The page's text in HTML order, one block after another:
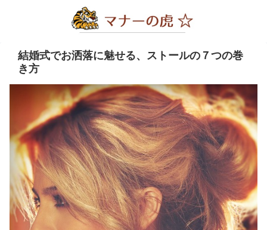
結婚式でお洒落に魅せる、ストールの７つの巻
き方